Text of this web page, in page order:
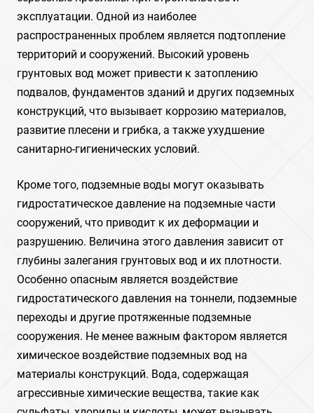
эксплуатации. Одной из наиболее
распространенных проблем является подтопление
территорий и сооружений. Высокий уровень
грунтовых вод может привести к затоплению
подвалов, фундаментов зданий и других подземных
конструкций, что вызывает коррозию материалов,
развитие плесени и грибка, а также ухудшение
санитарно-гигиенических условий.
Кроме того, подземные воды могут оказывать
гидростатическое давление на подземные части
сооружений, что приводит к их деформации и
разрушению. Величина этого давления зависит от
глубины залегания грунтовых вод и их плотности.
Особенно опасным является воздействие
гидростатического давления на тоннели, подземные
переходы и другие протяженные подземные
сооружения. Не менее важным фактором является
химическое воздействие подземных вод на
материалы конструкций. Вода, содержащая
агрессивные химические вещества, такие как